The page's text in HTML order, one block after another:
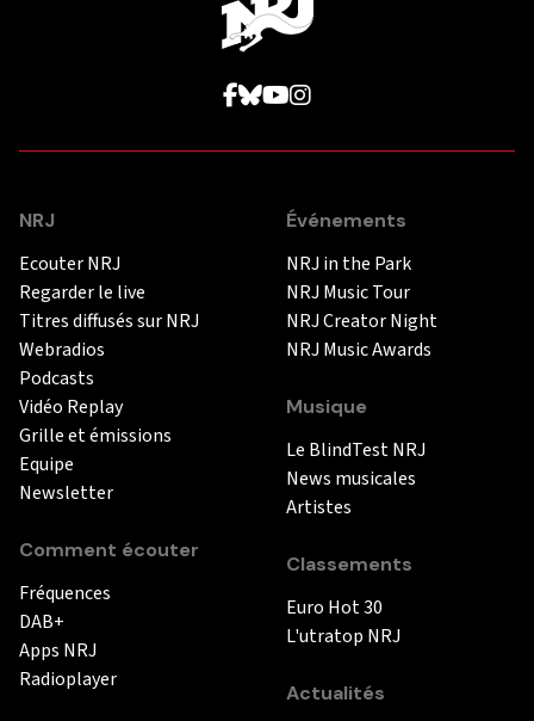
NRJ
Ecouter NRJ
Regarder le live
Titres diffusés sur NRJ
Webradios
Podcasts
Vidéo Replay
Grille et émissions
Equipe
Newsletter
Comment écouter
Fréquences
DAB+
Apps NRJ
Radioplayer
Événements
NRJ in the Park
NRJ Music Tour
NRJ Creator Night
NRJ Music Awards
Musique
Le BlindTest NRJ
News musicales
Artistes
Classements
Euro Hot 30
L'utratop NRJ
Actualités